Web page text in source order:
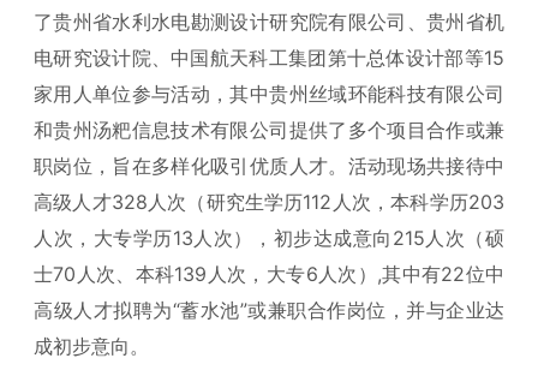
了贵州省水利水电勘测设计研究院有限公司、贵州省机
电研究设计院、中国航天科工集团第十总体设计部等15
家用人单位参与活动，其中贵州丝域环能科技有限公司
和贵州汤粑信息技术有限公司提供了多个项目合作或兼
职岗位，旨在多样化吸引优质人才。活动现场共接待中
高级人才328人次（研究生学历112人次，本科学历203
人次，大专学历13人次），初步达成意向215人次（硕
士70人次、本科139人次，大专6人次）,其中有22位中
高级人才拟聘为“蓄水池”或兼职合作岗位，并与企业达
成初步意向。